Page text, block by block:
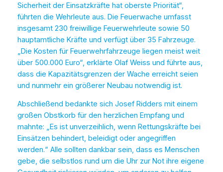
Sicherheit der Einsatzkräfte hat oberste Priorität“,
führten die Wehrleute aus. Die Feuerwache umfasst
insgesamt 230 freiwillige Feuerwehrleute sowie 50
hauptamtliche Kräfte und verfügt über 35 Fahrzeuge.
„Die Kosten für Feuerwehrfahrzeuge liegen meist weit
über 500.000 Euro“, erklärte Olaf Weiss und führte aus,
dass die Kapazitätsgrenzen der Wache erreicht seien
und nunmehr ein größerer Neubau notwendig ist.
Abschließend bedankte sich Josef Ridders mit einem
großen Obstkorb für den herzlichen Empfang und
mahnte: „Es ist unverzeihlich, wenn Rettungskräfte bei
Einsätzen behindert, beleidigt oder angegriffen
werden.“ Alle sollten dankbar sein, dass es Menschen
gebe, die selbstlos rund um die Uhr zur Not ihre eigene